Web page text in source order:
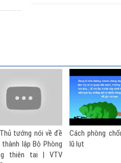
phòng chống bão -
Hà Tĩnh: Chỉ
phương, đơn